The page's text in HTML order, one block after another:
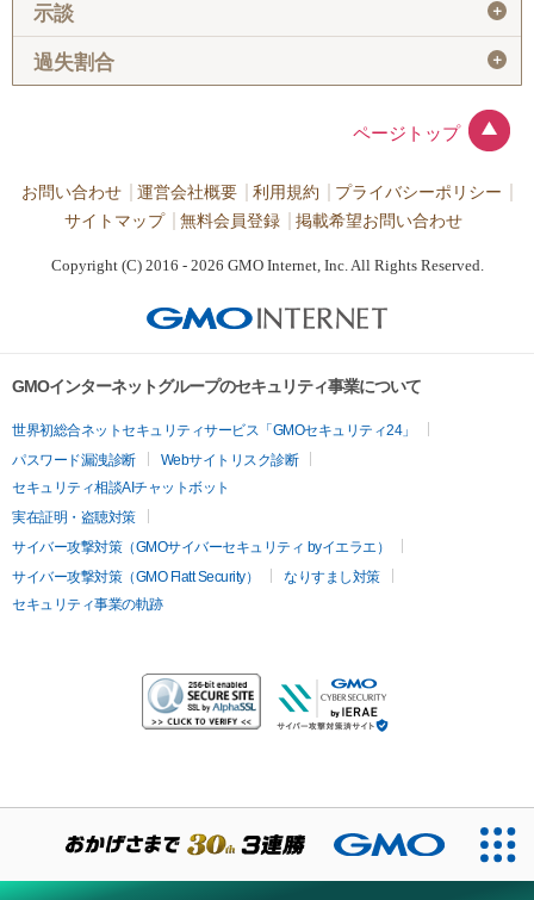
示談 ＋
過失割合 ＋
ページトップ
お問い合わせ 運営会社概要 利用規約
プライバシーポリシー
サイトマップ
無料会員登録 掲載希望お問い合わせ
Copyright (C) 2016 - 2026 GMO Internet, Inc. All Rights Reserved.
GMOインターネットグループのセキュリティ事業について
世界初総合ネットセキュリティサービス「GMOセキュリティ24」
パスワード漏洩診断
Webサイトリスク診断
セキュリティ相談AIチャットボット
実在証明・盗聴対策
サイバー攻撃対策（GMOサイバーセキュリティ byイエラエ）
サイバー攻撃対策（GMO Flatt Security）
なりすまし対策
セキュリティ事業の軌跡